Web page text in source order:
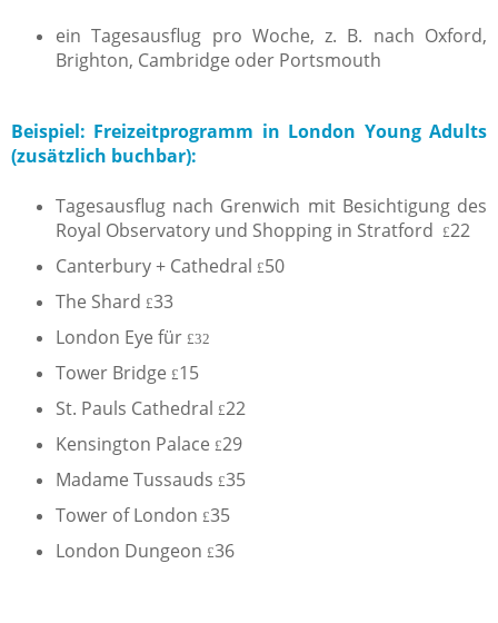
ein Tagesausflug pro Woche, z. B. nach Oxford,
Brighton, Cambridge oder Portsmouth
Beispiel: Freizeitprogramm in London Young Adults
(zusätzlich buchbar):
Tagesausflug nach Grenwich mit Besichtigung des
Royal Observatory und Shopping in Stratford £22
Canterbury + Cathedral £50
The Shard £33
London Eye für £32
Tower Bridge £15
St. Pauls Cathedral £22
Kensington Palace £29
Madame Tussauds £35
Tower of London £35
London Dungeon £36